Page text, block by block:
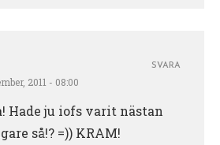
2011 - 08:00
Hade ju iofs varit nästan
så!? =)) KRAM!
SVARA